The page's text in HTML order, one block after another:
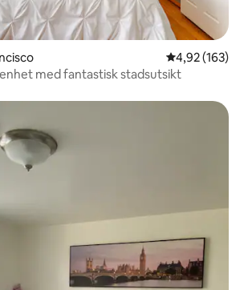
4,92 av 5 i
4,92 (163)
med fantastisk stadsutsikt